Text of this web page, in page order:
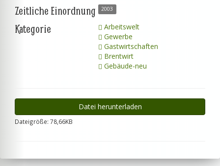
Zeitliche Einordnung 2003
Kategorie
Arbeitswelt
Gewerbe
Gastwirtschaften
Brentwirt
Gebäude-neu
Datei herunterladen
Dateigröße: 78,66KB